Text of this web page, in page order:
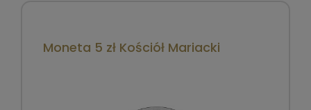
Moneta 5 zł Kościół Mariacki